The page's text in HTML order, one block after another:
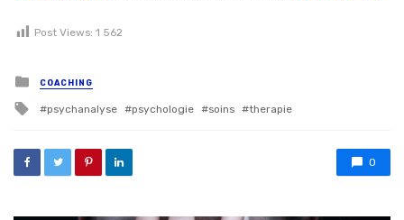
Post Views: 1 562
Posted in
COACHING
Tagged with
psychanalyse psychologie soins therapie
0